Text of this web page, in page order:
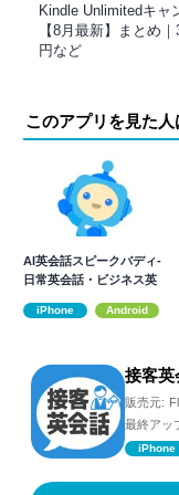
Kindle Unlimitedキャ
【8月最新】まとめ
円など
このアプリを見た
AI英会話スピークバディ-
日常英会話・ビジネス英
iPhone Android
接客英
販売元:
最終アッ
iPhone